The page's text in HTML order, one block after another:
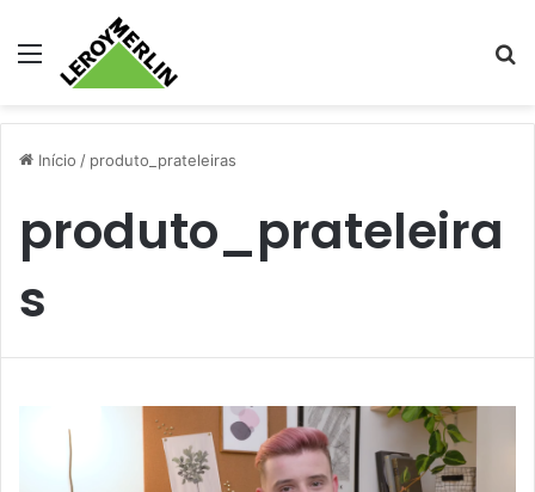
Menu
Início / produto_prateleiras
produto_prateleira
s